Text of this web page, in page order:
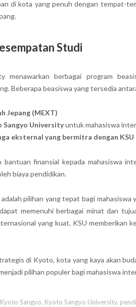
di kota yang penuh dengan tempat-
Studi
menawarkan berbagai program
Beberapa beasiswa yang tersedia
Jepang (MEXT)
Sangyo Universityuntuk mahasiswa
eksternal yang bermitra dengan KSU
bantuan finansial kepada mahasiswa
biaya pendidikan.
pilihan yang tepat bagi
memenuhi berbagai minat dan
yang kuat, KSU memberikan
di Kyoto, kota yang kaya akan
pilihan populer bagi mahasiswa
Sangyo, Kyoto Sangyo University,